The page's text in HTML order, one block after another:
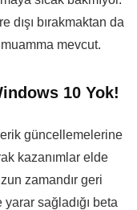
dışı bırakmaktan da
mevcut.
10 Yok!
güncellemelerine
kazanımlar elde
zamandır geri
sağladığı beta